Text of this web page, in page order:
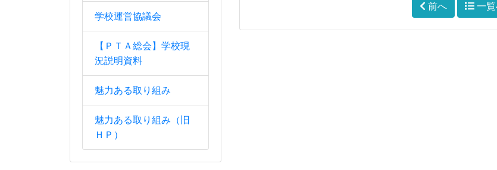
学校運営協議会
【ＰＴＡ総会】学校現
況説明資料
魅力ある取り組み
魅力ある取り組み（旧
ＨＰ）
前へ 一